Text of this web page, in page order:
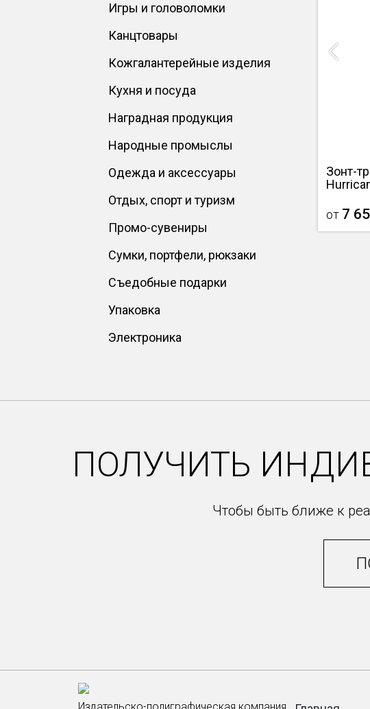
Игры и головоломки
Канцтовары
Кожгалантерейные изделия
Кухня и посуда
Наградная продукция
Народные промыслы
Одежда и аксессуары
Отдых, спорт и туризм
Промо-сувениры
Сумки, портфели, рюкзаки
Съедобные подарки
Упаковка
Электроника
Previous
Зонт-
от 7
ПОЛУЧИТЬ
Чтобы быть ближе к